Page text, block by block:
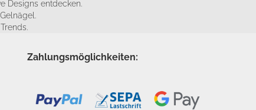
Designs entdecken.
Zahlungsmöglichkeiten: